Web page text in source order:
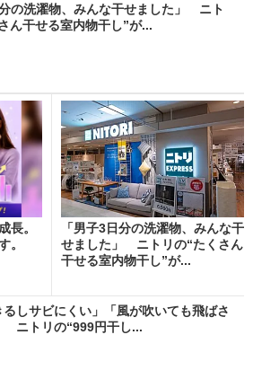
分の洗濯物、みんな干せました」 ニト
ん干せる室内物干し”が...
長。
。
「男子3日分の洗濯物、みんな干
せました」 ニトリの“たくさん
干せる室内物干し”が...
るしサビにくい」「風が吹いても飛ばさ
ニトリの“999円干し...